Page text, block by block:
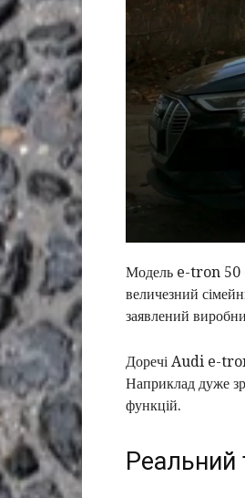
Модель e-tron 50
величезний
заявлений
Доречі Audi e-tron
Наприклад дуже
функцій.
Реальний